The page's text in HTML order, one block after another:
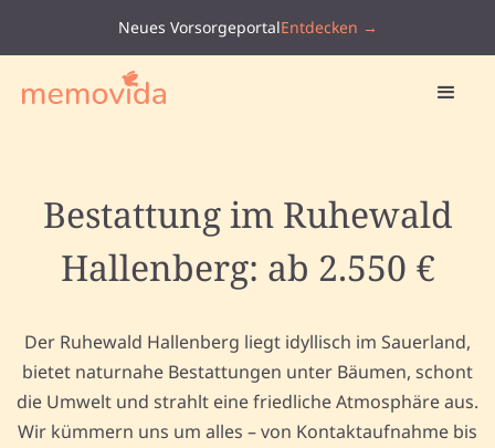
Neues VorsorgeportalEntdecken →
Bestattung im Ruhewald
Hallenberg: ab 2.550 €
Der Ruhewald Hallenberg liegt idyllisch im Sauerland,
bietet naturnahe Bestattungen unter Bäumen, schont
die Umwelt und strahlt eine friedliche Atmosphäre aus.
Wir kümmern uns um alles – von Kontaktaufnahme bis